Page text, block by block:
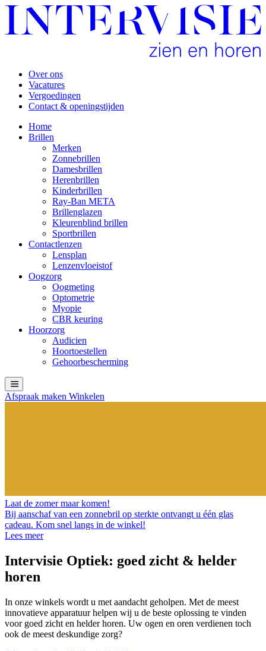
Over ons
Vacatures
Vergoedingen
Contact & openingstijden
Home
Brillen
Merken
Zonnebrillen
Damesbrillen
Herenbrillen
Kinderbrillen
Ray-Ban META
Brillenglazen
Kleurenblind brillen
Sportbrillen
Contactlenzen
Lensplan
Lenzenvloeistof
Oogzorg
Oogmeting
Optometrie
Myopie
CBR keuring
Hoorzorg
Audicien
Hoortoestellen
Gehoorbescherming
Afspraak maken Winkelen
Laat de zomer maar komen!
Bij aanschaf van een zonnebril op sterkte ontvangt u één glas
cadeau. Kom snel langs in de winkel!
Lees meer
Intervisie Optiek: goed zicht & helder
horen
In onze winkels wordt u met aandacht geholpen. Met de meest
innovatieve apparatuur helpen wij u de beste oplossing te vinden
voor goed zicht en helder horen. Uw ogen en oren verdienen toch
ook de meest deskundige zorg?